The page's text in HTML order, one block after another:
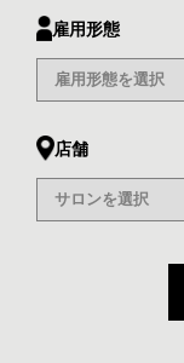
雇用形態
店舗